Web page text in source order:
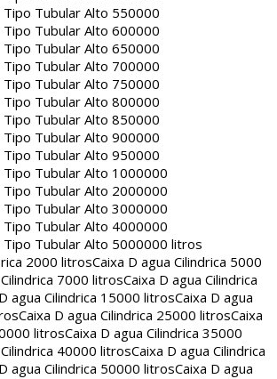
Tubular Alto 550000
Tubular Alto 600000
Tubular Alto 650000
Tubular Alto 700000
Tubular Alto 750000
Tubular Alto 800000
Tubular Alto 850000
Tubular Alto 900000
Tubular Alto 950000
Tubular Alto 1000000
Tubular Alto 2000000
Tubular Alto 3000000
Tubular Alto 4000000
Tubular Alto 5000000 litros
2000 litrosCaixa D agua Cilindrica 5000
7000 litrosCaixa D agua Cilindrica
agua Cilindrica 15000 litrosCaixa D agua
Caixa D agua Cilindrica 25000 litrosCaixa
litrosCaixa D agua Cilindrica 35000
40000 litrosCaixa D agua Cilindrica
agua Cilindrica 50000 litrosCaixa D agua